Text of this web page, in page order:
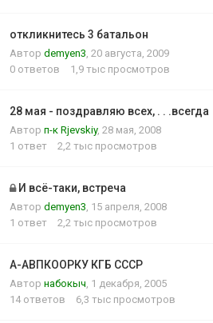
откликнитесь 3 батальон
Автор demyen3 20 августа, 2009
0 ответов 1,9 тыс просмотров
28 мая - поздравляю всех, . . .всегда
Автор п-к Rjevskiy, 28 мая, 2008
1 ответ 2,2 тыс просмотров
И всё-таки, встреча
Автор demyen3 15 апреля, 2008
1 ответ 2,2 тыс просмотров
А-АВПКООРКУ КГБ СССР
Автор набокыч 1 декабря, 2005
14 ответов 6,3 тыс просмотров